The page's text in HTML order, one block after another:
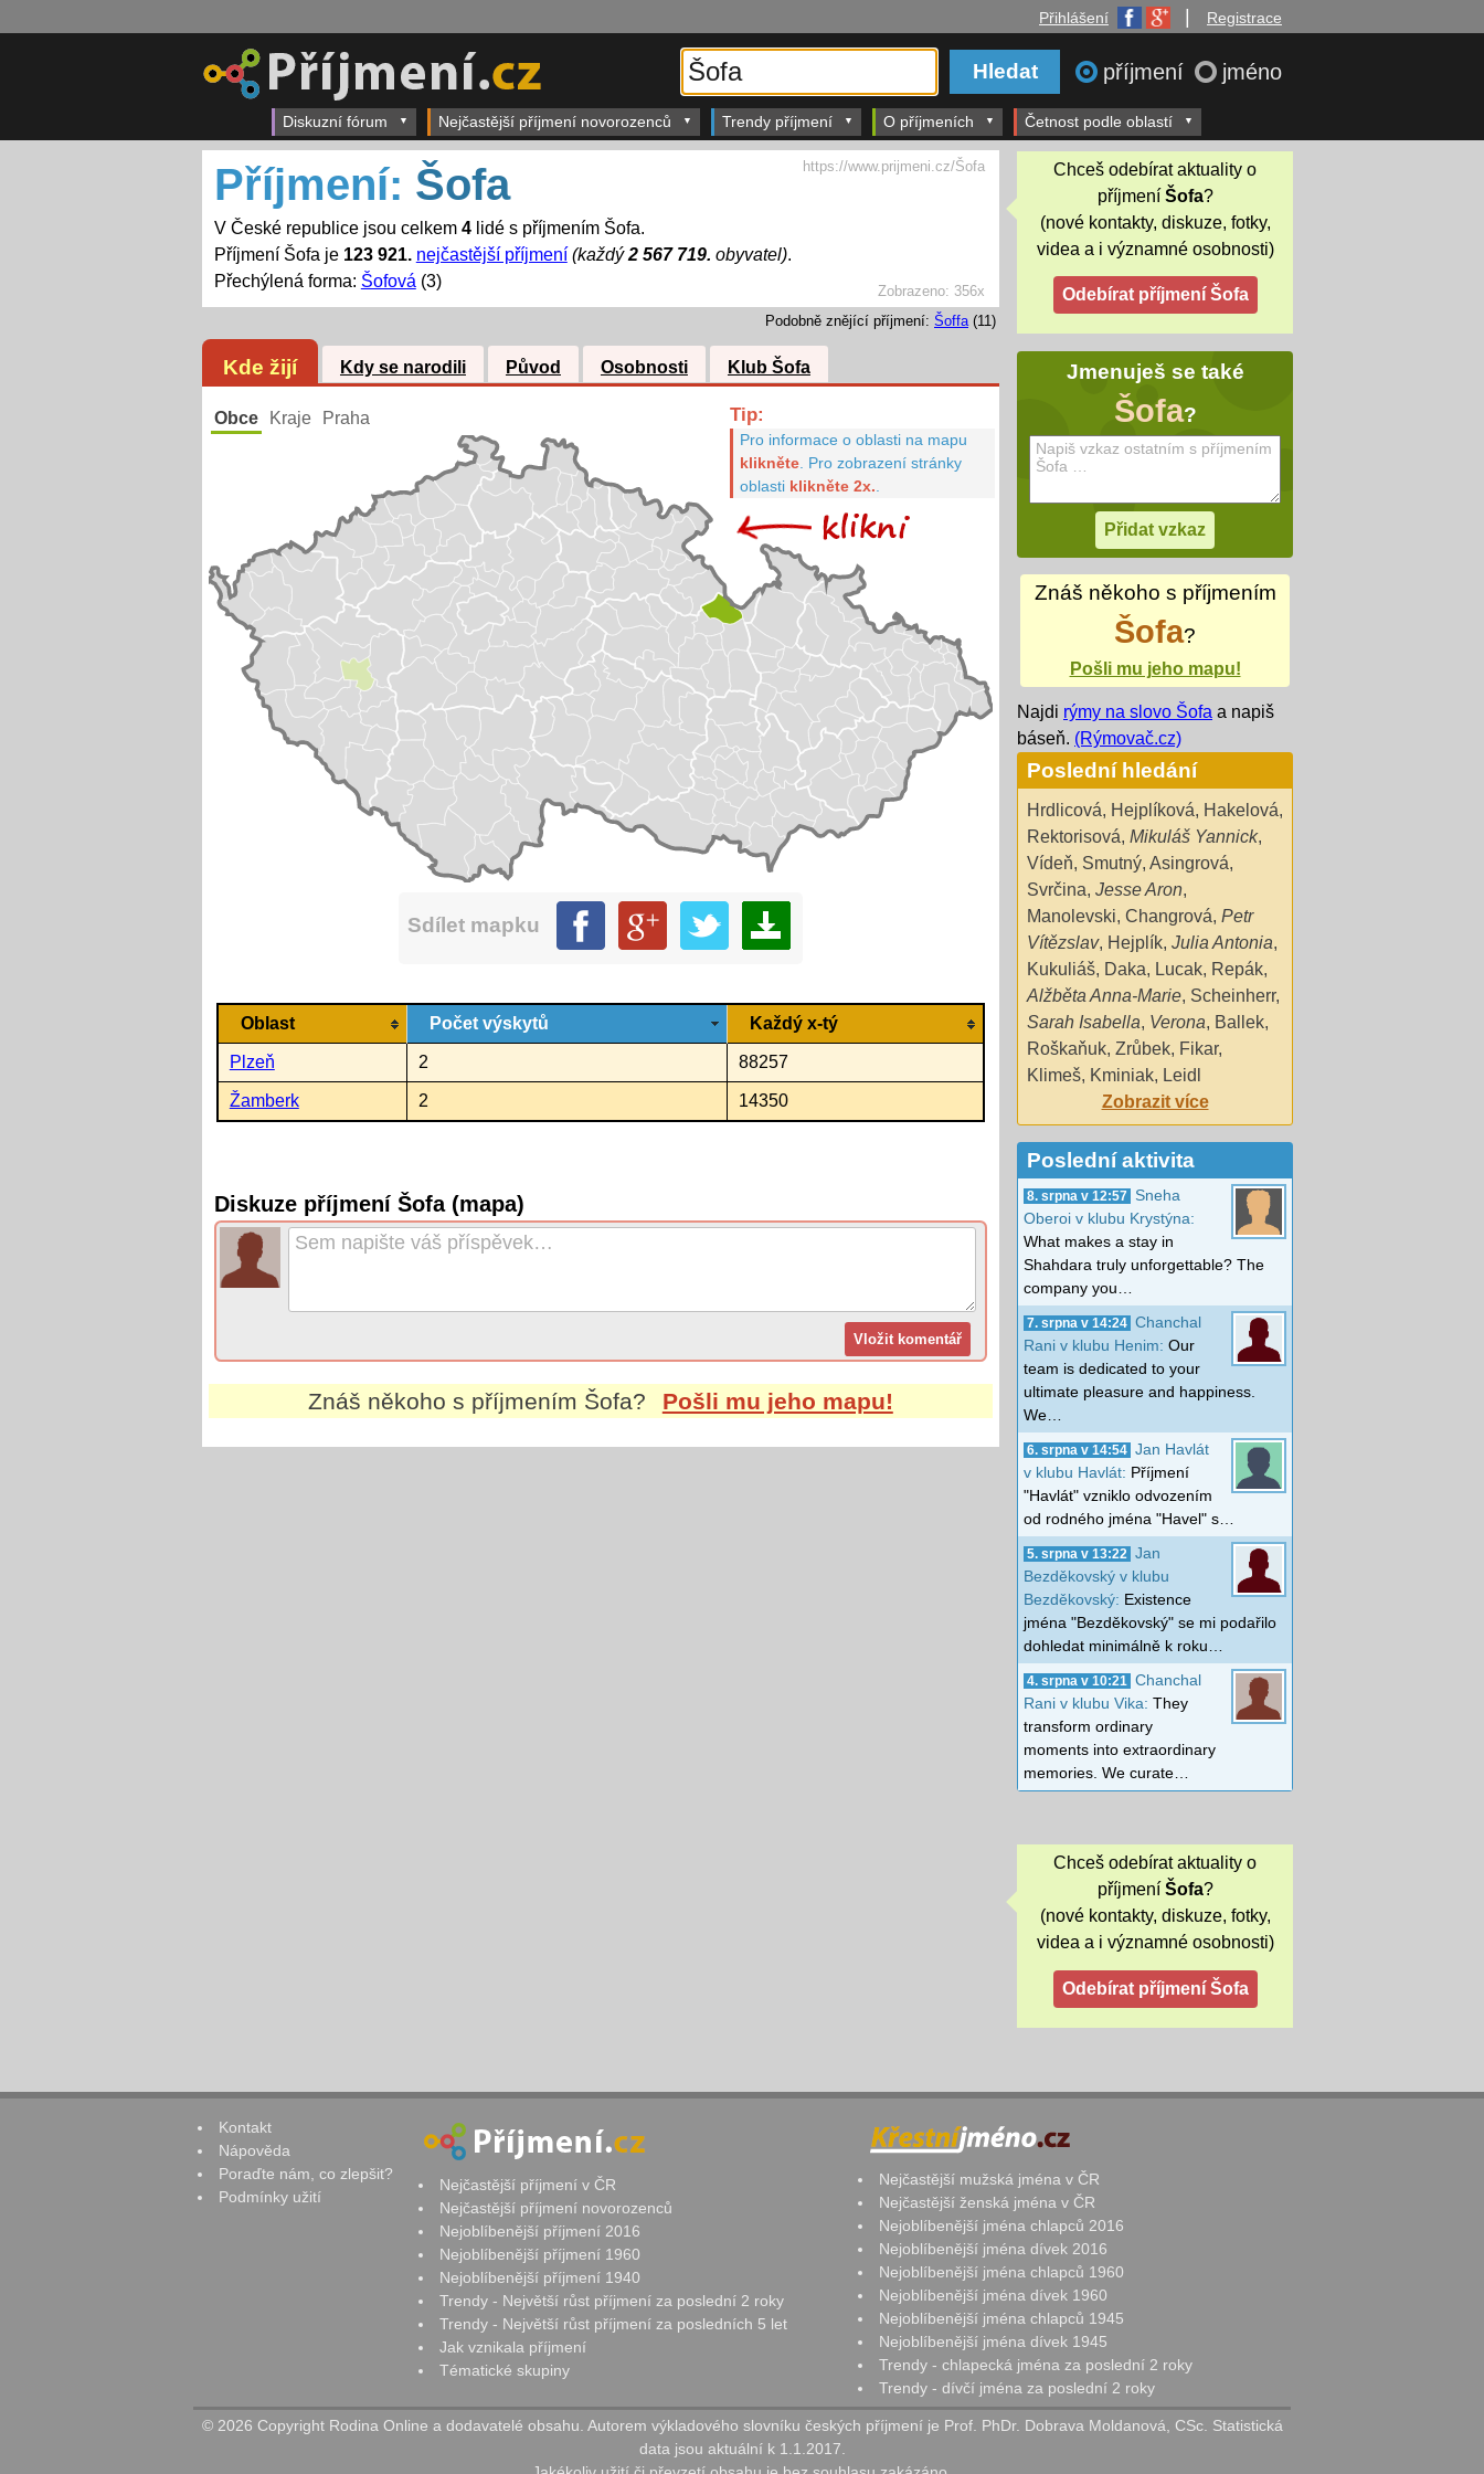
Přihlášení Registrace
příjmení jméno
Diskuzní fórum Nejčastější příjmení novorozenců Trendy příjmení O příjmeních Četnost podle oblastí
Zobrazeno: 356x
Příjmení: Šofa
V České republice jsou celkem 4lidé s příjmením Šofa.
Příjmení Šofa je 123 921. nejčastější příjmení (každý2 567 719. obyvatel).
Přechýlená forma: Šofová (3)
https://www.prijmeni.cz/Šofa
Podobně znějící příjmení: Šoffa(11)
Kde žijí Kdy se narodili Původ Osobnosti Klub Šofa
Obce Kraje Praha Tip:
Pro informace o oblasti na mapu
klikněte. Pro zobrazení stránky
oblasti klikněte 2x.
Sdílet mapku
Oblast Počet výskytů Každý x-tý
Plzeň 2 88257
Žamberk 2 14350
Diskuze příjmení Šofa (mapa)
Znáš někoho s příjmením Šofa? Pošli mu jeho mapu!
Chceš odebírat aktuality o
příjmení Šofa?
(nové kontakty, diskuze, fotky,
videa a i významné osobnosti)
Jmenuješ se také
Šofa?
Znáš někoho s příjmením
Šofa?
Pošli mu jeho mapu!
Najdi rýmy na slovo Šofa a napiš
báseň. (Rýmovač.cz)
Poslední hledání
Hrdlicová, Hejplíková, Hakelová,
Rektorisová, Mikuláš Yannick,
Vídeň, Smutný, Asingrová,
Svrčina, Jesse Aron,
Manolevski, Changrová, Petr
Vítězslav, Hejplík, Julia Antonia,
Kukuliáš, Daka, Lucak, Repák,
Alžběta Anna-Marie, Scheinherr,
Sarah Isabella, Verona, Ballek,
Roškaňuk, Zrůbek, Fikar,
Klimeš, Kminiak, Leidl
Zobrazit více
Poslední aktivita
8. srpna v 12:57
Sneha
Oberoi v klubu Krystýna:
What makes a stay in
Shahdara truly unforgettable? The
company you…
7. srpna v 14:24 Chanchal
Rani v klubu Henim: Our
team is dedicated to your
ultimate pleasure and happiness.
We…
6. srpna v 14:54 Jan Havlát
v klubu Havlát: Příjmení
"Havlát" vzniklo odvozením
od rodného jména "Havel" s…
5. srpna v 13:22
Jan
Bezděkovský v klubu
Bezděkovský: Existence
jména "Bezděkovský" se mi podařilo
dohledat minimálně k roku…
4. srpna v 10:21
Chanchal
Rani v klubu Vika: They
transform ordinary
moments into extraordinary
memories. We curate…
Chceš odebírat aktuality o
příjmení Šofa?
(nové kontakty, diskuze, fotky,
videa a i významné osobnosti)
Kontakt
Nápověda
Poraďte nám, co zlepšit?
Podmínky užití
Nejčastější příjmení v ČR
Nejčastější příjmení novorozenců
Nejoblíbenější příjmení 2016
Nejoblíbenější příjmení 1960
Nejoblíbenější příjmení 1940
Trendy - Největší růst příjmení za poslední 2 roky
Trendy - Největší růst příjmení za posledních 5 let
Jak vznikala příjmení
Tématické skupiny
Nejčastější mužská jména v ČR
Nejčastější ženská jména v ČR
Nejoblíbenější jména chlapců 2016
Nejoblíbenější jména dívek 2016
Nejoblíbenější jména chlapců 1960
Nejoblíbenější jména dívek 1960
Nejoblíbenější jména chlapců 1945
Nejoblíbenější jména dívek 1945
Trendy - chlapecká jména za poslední 2 roky
Trendy - dívčí jména za poslední 2 roky
© 2026 Copyright Rodina Online a dodavatelé obsahu. Autorem výkladového slovníku českých příjmení je Prof. PhDr. Dobrava Moldanová, CSc. Statistická
data jsou aktuální k 1.1.2017.